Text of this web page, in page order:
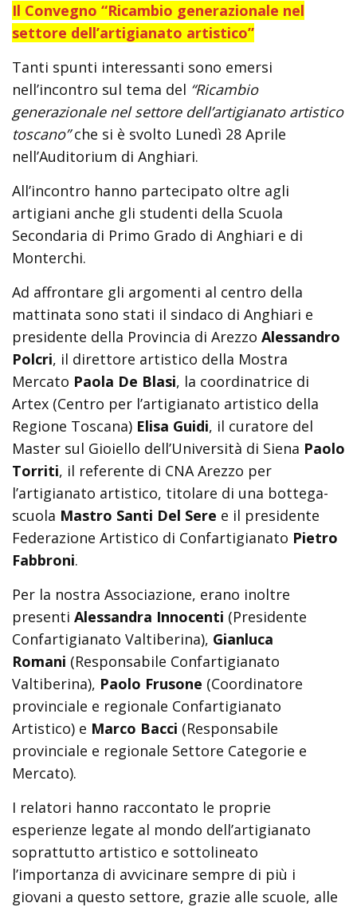
Il Convegno “Ricambio generazionale nel
settore dell’artigianato artistico”
Tanti spunti interessanti sono emersi
nell’incontro sul tema del “Ricambio
generazionale nel settore dell’artigianato artistico
toscano”che si è svolto Lunedì 28 Aprile
nell’Auditorium di Anghiari.
All’incontro hanno partecipato oltre agli
artigiani anche gli studenti della Scuola
Secondaria di Primo Grado di Anghiari e di
Monterchi.
Ad affrontare gli argomenti al centro della
mattinata sono stati il sindaco di Anghiari e
presidente della Provincia di Arezzo Alessandro
Polcri, il direttore artistico della Mostra
Mercato Paola De Blasi, la coordinatrice di
Artex (Centro per l’artigianato artistico della
Regione Toscana) Elisa Guidi, il curatore del
Master sul Gioiello dell’Università di Siena Paolo
Torriti, il referente di CNA Arezzo per
l’artigianato artistico, titolare di una bottega-
scuola Mastro Santi Del Sere e il presidente
Federazione Artistico di Confartigianato Pietro
Fabbroni.
Per la nostra Associazione, erano inoltre
presenti Alessandra Innocenti (Presidente
Confartigianato Valtiberina), Gianluca
Romani (Responsabile Confartigianato
Valtiberina), Paolo Frusone (Coordinatore
provinciale e regionale Confartigianato
Artistico) e Marco Bacci (Responsabile
provinciale e regionale Settore Categorie e
Mercato).
I relatori hanno raccontato le proprie
esperienze legate al mondo dell’artigianato
soprattutto artistico e sottolineato
l’importanza di avvicinare sempre di più i
giovani a questo settore, grazie alle scuole, alle